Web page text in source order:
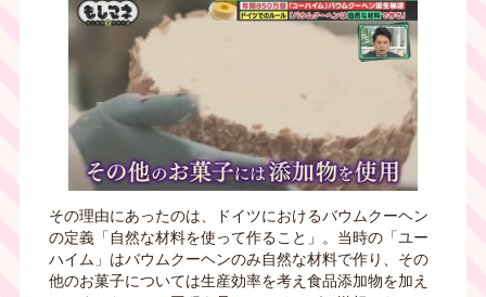
その理由にあったのは、ドイツにおけるバウムクーヘン
の定義「自然な材料を使って作ること」。当時の「ユー
ハイム」はバウムクーヘンのみ自然な材料で作り、その
他のお菓子については生産効率を考え食品添加物を加え